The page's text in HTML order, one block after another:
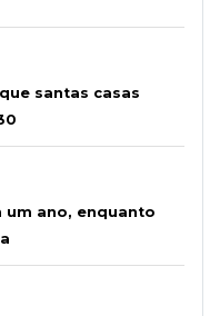
santas casas
um ano, enquanto